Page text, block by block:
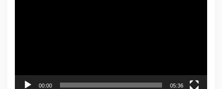
00:00 05:36